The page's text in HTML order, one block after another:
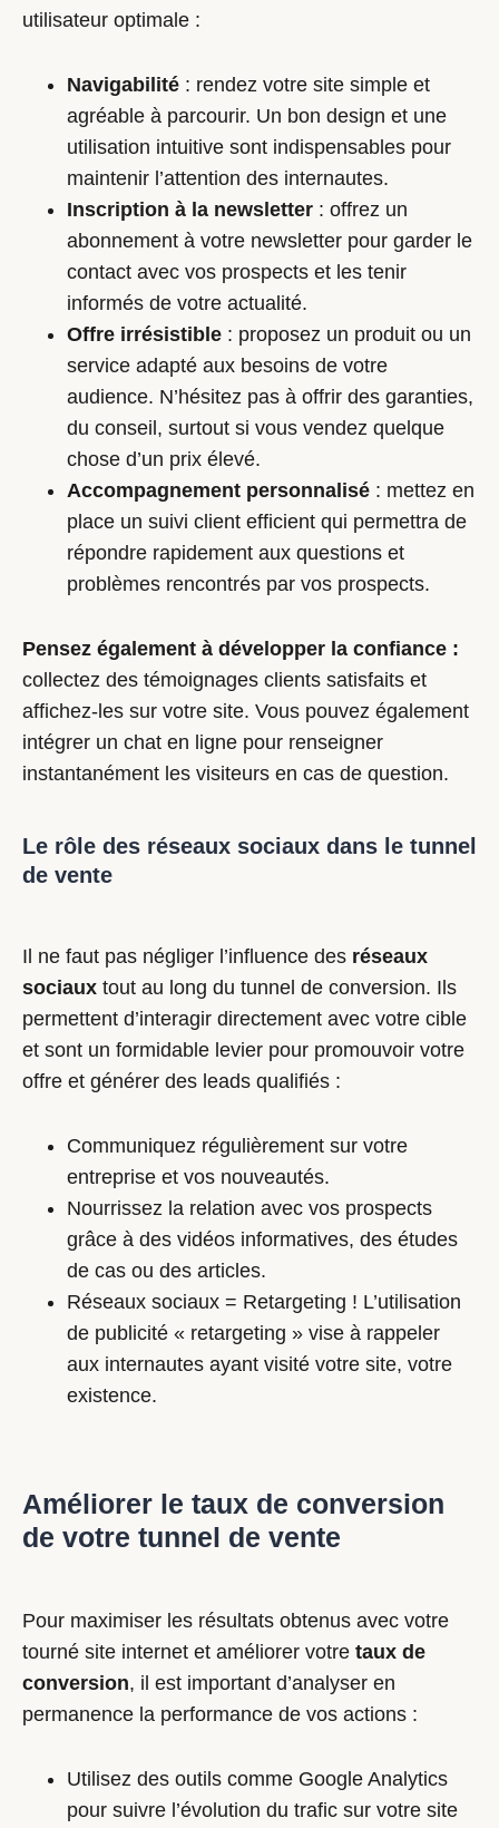
utilisateur optimale :
Navigabilité : rendez votre site simple et
agréable à parcourir. Un bon design et une
utilisation intuitive sont indispensables pour
maintenir l’attention des internautes.
Inscription à la newsletter : offrez un
abonnement à votre newsletter pour garder le
contact avec vos prospects et les tenir
informés de votre actualité.
Offre irrésistible : proposez un produit ou un
service adapté aux besoins de votre
audience. N’hésitez pas à offrir des garanties,
du conseil, surtout si vous vendez quelque
chose d’un prix élevé.
Accompagnement personnalisé : mettez en
place un suivi client efficient qui permettra de
répondre rapidement aux questions et
problèmes rencontrés par vos prospects.
Pensez également à développer la confiance :
collectez des témoignages clients satisfaits et
affichez-les sur votre site. Vous pouvez également
intégrer un chat en ligne pour renseigner
instantanément les visiteurs en cas de question.
Le rôle des réseaux sociaux dans le tunnel
de vente
Il ne faut pas négliger l’influence des réseaux
sociaux tout au long du tunnel de conversion. Ils
permettent d’interagir directement avec votre cible
et sont un formidable levier pour promouvoir votre
offre et générer des leads qualifiés :
Communiquez régulièrement sur votre
entreprise et vos nouveautés.
Nourrissez la relation avec vos prospects
grâce à des vidéos informatives, des études
de cas ou des articles.
Réseaux sociaux = Retargeting ! L’utilisation
de publicité « retargeting » vise à rappeler
aux internautes ayant visité votre site, votre
existence.
Améliorer le taux de conversion
de votre tunnel de vente
Pour maximiser les résultats obtenus avec votre
tourné site internet et améliorer votre taux de
conversion, il est important d’analyser en
permanence la performance de vos actions :
Utilisez des outils comme Google Analytics
pour suivre l’évolution du trafic sur votre site